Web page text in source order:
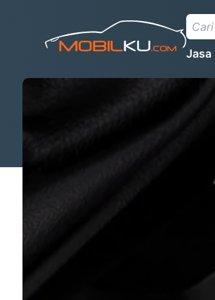
Jasa